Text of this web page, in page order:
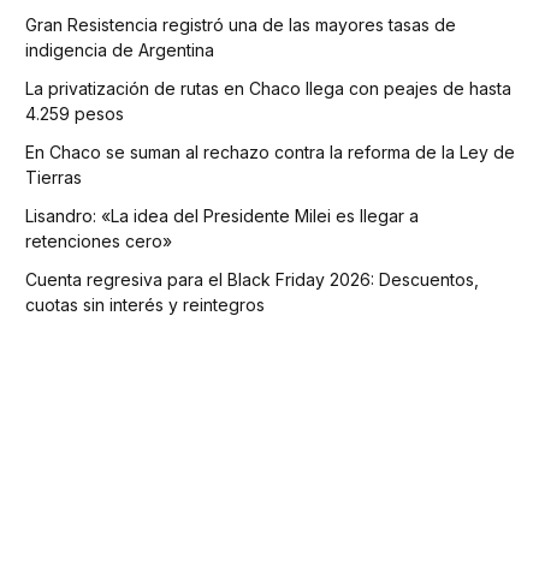
Gran Resistencia registró una de las mayores tasas de
indigencia de Argentina
La privatización de rutas en Chaco llega con peajes de hasta
4.259 pesos
En Chaco se suman al rechazo contra la reforma de la Ley de
Tierras
Lisandro: «La idea del Presidente Milei es llegar a
retenciones cero»
Cuenta regresiva para el Black Friday 2026: Descuentos,
cuotas sin interés y reintegros